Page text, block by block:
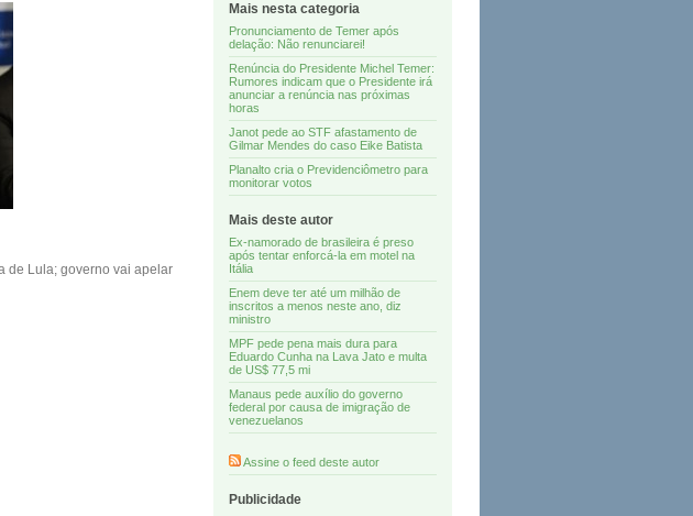
de Lula; governo vai apelar
Mais nesta categoria
Pronunciamento de Temer após
delação: Não renunciarei!
Renúncia do Presidente Michel Temer:
Rumores indicam que o Presidente irá
anunciar a renúncia nas próximas
horas
Janot pede ao STF afastamento de
Gilmar Mendes do caso Eike Batista
Planalto cria o Previdenciômetro para
monitorar votos
Mais deste autor
Ex-namorado de brasileira é preso
após tentar enforcá-la em motel na
Itália
Enem deve ter até um milhão de
inscritos a menos neste ano, diz
ministro
MPF pede pena mais dura para
Eduardo Cunha na Lava Jato e multa
de US$ 77,5 mi
Manaus pede auxílio do governo
federal por causa de imigração de
venezuelanos
Assine o feed deste autor
Publicidade